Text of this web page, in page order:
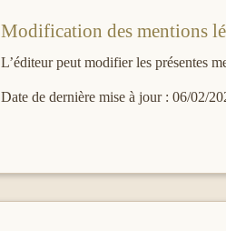
Modification des mentions
L’éditeur peut modifier les présentes
Date de dernière mise à jour : 06/02/